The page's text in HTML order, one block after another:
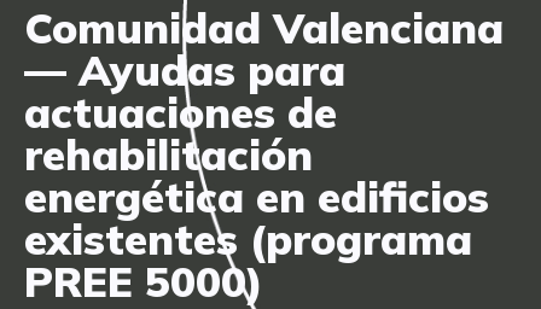
Comunidad Valenciana
— Ayudas para
actuaciones de
rehabilitación
energética en edificios
existentes (programa
PREE 5000)